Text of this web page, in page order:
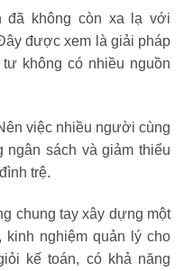
đã không còn xa lạ với
được xem là giải pháp
tư không có nhiều nguồn
việc nhiều người cùng
ngân sách và giảm thiểu
trệ.
chung tay xây dựng một
kinh nghiệm quản lý cho
kế toán, có khả năng